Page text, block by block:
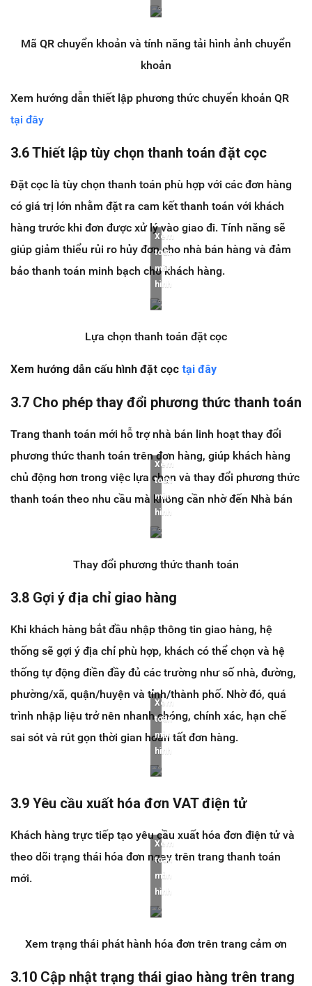
Mã QR chuyển khoản và tính năng tải hình ảnh chuyển
khoản
Xem hướng dẫn thiết lập phương thức chuyển khoản QR
tại đây
3.6 Thiết lập tùy chọn thanh toán đặt cọc
Đặt cọc là tùy chọn thanh toán phù hợp với các đơn hàng
có giá trị lớn nhằm đặt ra cam kết thanh toán với khách
hàng trước khi đơn được xử lý vào giao đi. Tính năng sẽ
giúp giảm thiểu rủi ro hủy đơn cho nhà bán hàng và đảm
bảo thanh toán minh bạch cho khách hàng.
Xem
toàn
màn
hình
Lựa chọn thanh toán đặt cọc
Xem hướng dẫn cấu hình đặt cọc tại đây
3.7 Cho phép thay đổi phương thức thanh toán
Trang thanh toán mới hỗ trợ nhà bán linh hoạt thay đổi
phương thức thanh toán trên đơn hàng, giúp khách hàng
chủ động hơn trong việc lựa chọn và thay đổi phương thức
thanh toán theo nhu cầu mà không cần nhờ đến Nhà bán
Xem
toàn
màn
hình
Thay đổi phương thức thanh toán
3.8 Gợi ý địa chỉ giao hàng
Khi khách hàng bắt đầu nhập thông tin giao hàng, hệ
thống sẽ gợi ý địa chỉ phù hợp, khách có thể chọn và hệ
thống tự động điền đầy đủ các trường như số nhà, đường,
phường/xã, quận/huyện và tỉnh/thành phố. Nhờ đó, quá
trình nhập liệu trở nên nhanh chóng, chính xác, hạn chế
sai sót và rút gọn thời gian hoàn tất đơn hàng.
Xem
toàn
màn
hình
3.9 Yêu cầu xuất hóa đơn VAT điện tử
Khách hàng trực tiếp tạo yêu cầu xuất hóa đơn điện tử và
theo dõi trạng thái hóa đơn ngay trên trang thanh toán
mới.
Xem
toàn
màn
hình
Xem trạng thái phát hành hóa đơn trên trang cảm ơn
3.10 Cập nhật trạng thái giao hàng trên trang